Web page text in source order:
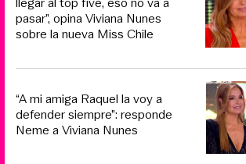
pasar”, opina Viviana Nunes
sobre la nueva Miss Chile
“A mi amiga Raquel la voy a
defender siempre”: responde
Neme a Viviana Nunes